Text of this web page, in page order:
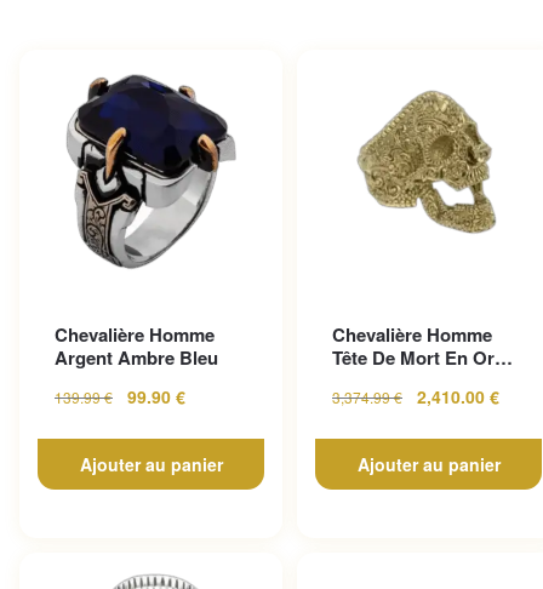
Chevalière Homme
Argent Ambre Bleu
139.99€ 99.90 €
Ajouter au panier
Chevalière Homme
Tête De Mort En Or
Gothique...
3,374.99€ 2,410.00 €
Ajouter au panier